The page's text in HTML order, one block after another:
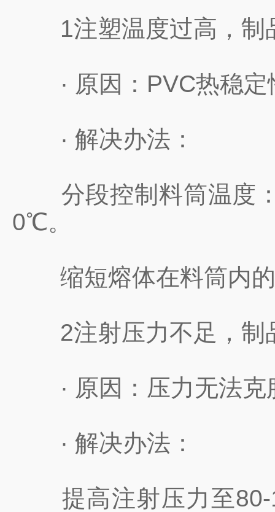
1注塑温度过高，制
· 原因：PVC热稳定
· 解决办法：
分段控制料筒温度：
0℃。
缩短熔体在料筒内的
2注射压力不足，制
· 原因：压力无法克
· 解决办法：
提高注射压力至80-